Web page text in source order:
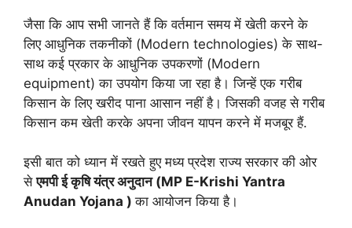
जैसा कि आप सभी जानते हैं कि वर्तमान समय में खेती करने के
लिए आधुनिक तकनीकों (Modern technologies) के साथ-
साथ कई प्रकार के आधुनिक उपकरणों (Modern
equipment) का उपयोग किया जा रहा है। जिन्हें एक गरीब
किसान के लिए खरीद पाना आसान नहीं है। जिसकी वजह से गरीब
किसान कम खेती करके अपना जीवन यापन करने में मजबूर हैं.
इसी बात को ध्यान में रखते हुए मध्य प्रदेश राज्य सरकार की ओर
सेएमपी ई कृषि यंत्र अनुदान (MP E-Krishi Yantra
Anudan Yojana )का आयोजन किया है।